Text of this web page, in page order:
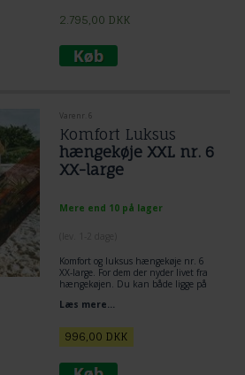
udbredte tværpinde.
NB! Gringa hængekøje fås i
kombination af 2 farver. Eller mix af
flere farver. Skriv hvis du ønsker i
2.795,00 DKK
Varenr. 6
Komfort Luksus
hængekøje XXL nr. 6
XX-large
Mere end 10 på lager
Komfort og luksus hængekøje nr. 6
XX-large. For dem der nyder livet fra
hængekøjen. Du kan både ligge på
hængekøjen.
Læs mere...
996,00 DKK